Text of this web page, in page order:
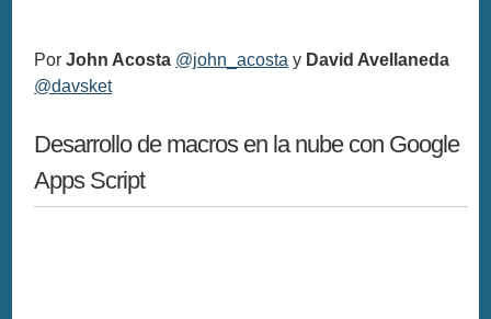
PorJohn Acosta @john_acosta y David Avellaneda
@davsket
Desarrollo de macros en la nube con Google
Apps Script